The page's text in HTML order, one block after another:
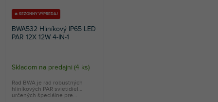
🔥 SEZÓNNY VÝPREDAJ
BWA532 Hliníkový IP65 LED
PAR 12X 12W 4-IN-1
Skladom na predajni (4 ks)
Rad BWA je rad robustných
hliníkových PAR svietidiel
určených špeciálne pre...